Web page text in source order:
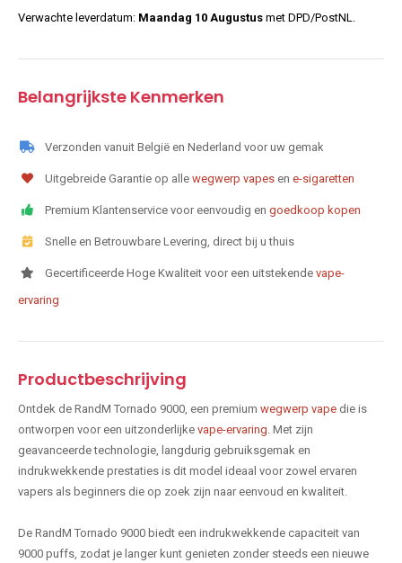
Verwachte leverdatum: Maandag 10 Augustus met DPD/PostNL.
Belangrijkste Kenmerken
Verzonden vanuit België en Nederland voor uw gemak
Uitgebreide Garantie op alle wegwerp vapes en e-sigaretten
Premium Klantenservice voor eenvoudig en goedkoop kopen
Snelle en Betrouwbare Levering, direct bij u thuis
Gecertificeerde Hoge Kwaliteit voor een uitstekende vape-
ervaring
Productbeschrijving
Ontdek de RandM Tornado 9000, een premium wegwerp vape die is
ontworpen voor een uitzonderlijke vape-ervaring . Met zijn
geavanceerde technologie, langdurig gebruiksgemak en
indrukwekkende prestaties is dit model ideaal voor zowel ervaren
vapers als beginners die op zoek zijn naar eenvoud en kwaliteit.
De RandM Tornado 9000 biedt een indrukwekkende capaciteit van
9000 puffs, zodat je langer kunt genieten zonder steeds een nieuwe